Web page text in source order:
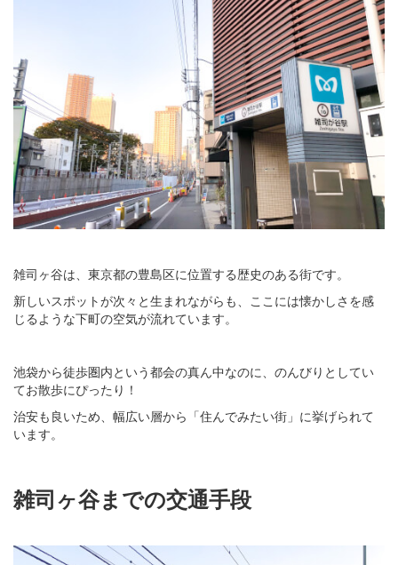
雑司ヶ谷は、東京都の豊島区に位置する歴史のある街です。
新しいスポットが次々と生まれながらも、ここには懐かしさを感
じるような下町の空気が流れています。
池袋から徒歩圏内という都会の真ん中なのに、のんびりとしてい
てお散歩にぴったり！
治安も良いため、幅広い層から「住んでみたい街」に挙げられて
います。
雑司ヶ谷までの交通手段